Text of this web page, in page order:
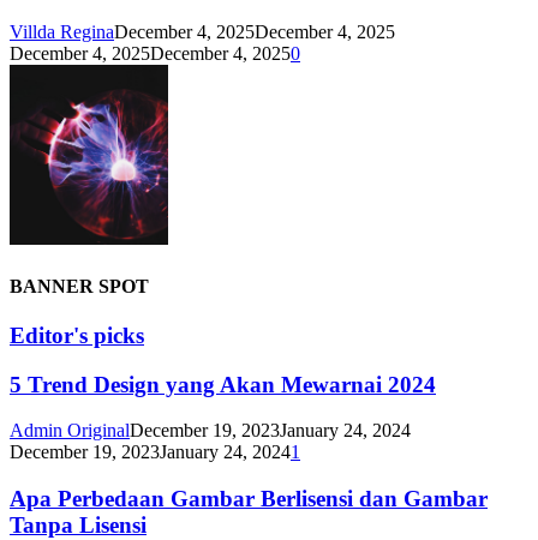
Villda ReginaDecember 4, 2025December 4, 2025
December 4, 2025December 4, 20250
BANNER SPOT
Editor's picks
5 Trend Design yang Akan Mewarnai 2024
Admin OriginalDecember 19, 2023January 24, 2024
December 19, 2023January 24, 20241
Apa Perbedaan Gambar Berlisensi dan Gambar
Tanpa Lisensi